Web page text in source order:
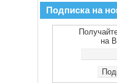
Подписка на
на